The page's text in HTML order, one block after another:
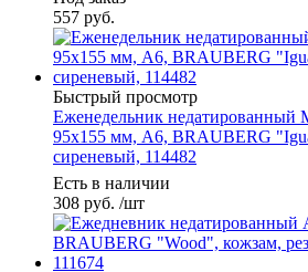
557 руб.
Быстрый просмотр
Еженедельник
95х155 мм, А6, BRAUBERG
сиреневый, 114482
Есть в наличии
308 руб. /шт